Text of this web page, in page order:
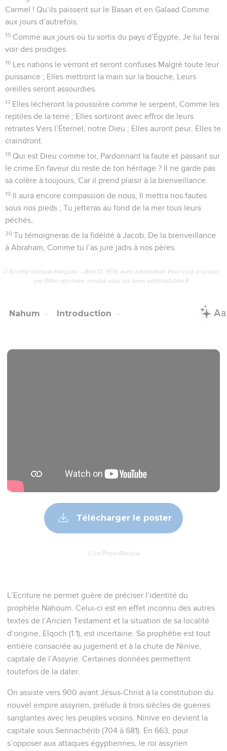
Carmel ! Qu’ils paissent sur le Basan et en Galaad Comme
aux jours d’autrefois.
15 Comme aux jours où tu sortis du pays d’Égypte, Je lui ferai
voir des prodiges.
16 Les nations le verront et seront confuses Malgré toute leur
puissance ; Elles mettront la main sur la bouche, Leurs
oreilles seront assourdies.
17 Elles lécheront la poussière comme le serpent, Comme les
reptiles de la terre ; Elles sortiront avec effroi de leurs
retraites Vers l’Éternel, notre Dieu ; Elles auront peur, Elles te
craindront.
18 Qui est Dieu comme toi, Pardonnant la faute et passant sur
le crime En faveur du reste de ton héritage ? Il ne garde pas
sa colère à toujours, Car il prend plaisir à la bienveillance.
19 Il aura encore compassion de nous, Il mettra nos fautes
sous nos pieds ; Tu jetteras au fond de la mer tous leurs
péchés,
20 Tu témoigneras de la fidélité à Jacob, De la bienveillance
à Abraham, Comme tu l’as juré jadis à nos pères.
© Société biblique française – Bibli’O, 1978, avec autorisation. Pour vous procurer
une Bible imprimée, rendez-vous sur www.editionsbiblio.fr
Nahum Introduction
Télécharger le poster
© Le Projet Biblique
L’Ecriture ne permet guère de préciser l’identité du
prophète Nahoum. Celui-ci est en effet inconnu des autres
textes de l’Ancien Testament et la situation de sa localité
d’origine, Elqoch (1.1), est incertaine. Sa prophétie est tout
entière consacrée au jugement et à la chute de Ninive,
capitale de l’Assyrie. Certaines données permettent
toutefois de la dater.
On assiste vers 900 avant Jésus-Christ à la constitution du
nouvel empire assyrien, prélude à trois siècles de guerres
sanglantes avec les peuples voisins. Ninive en devient la
capitale sous Sennachérib (704 à 681). En 663, pour
s’opposer aux attaques égyptiennes, le roi assyrien